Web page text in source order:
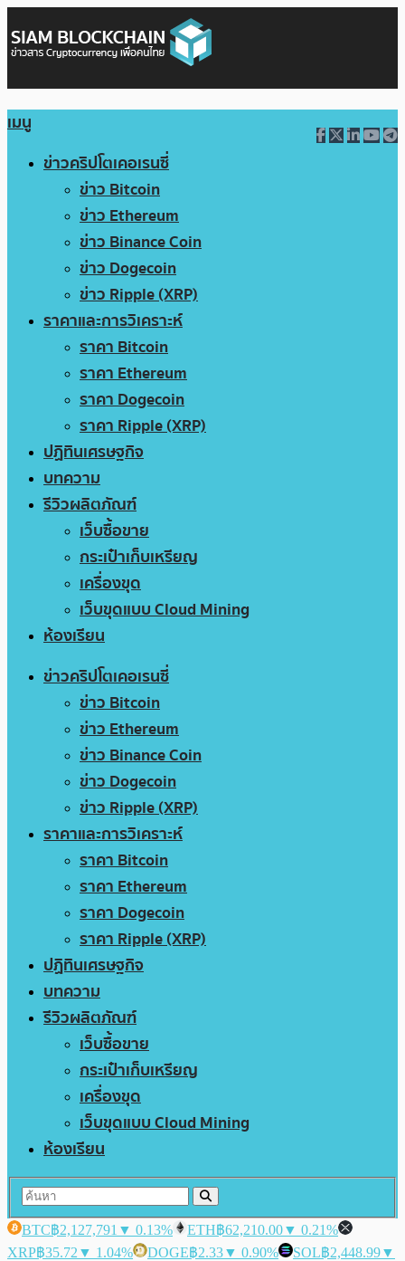
เมนู
ข่าวคริปโตเคอเรนซี่
ข่าว Bitcoin
ข่าว Ethereum
ข่าว Binance Coin
ข่าว Dogecoin
ข่าว Ripple (XRP)
ราคาและการวิเคราะห์
ราคา Bitcoin
ราคา Ethereum
ราคา Dogecoin
ราคา Ripple (XRP)
ปฏิทินเศรษฐกิจ
บทความ
รีวิวผลิตภัณฑ์
เว็บซื้อขาย
กระเป๋าเก็บเหรียญ
เครื่องขุด
เว็บขุดแบบ Cloud Mining
ห้องเรียน
ข่าวคริปโตเคอเรนซี่
ข่าว Bitcoin
ข่าว Ethereum
ข่าว Binance Coin
ข่าว Dogecoin
ข่าว Ripple (XRP)
ราคาและการวิเคราะห์
ราคา Bitcoin
ราคา Ethereum
ราคา Dogecoin
ราคา Ripple (XRP)
ปฏิทินเศรษฐกิจ
บทความ
รีวิวผลิตภัณฑ์
เว็บซื้อขาย
กระเป๋าเก็บเหรียญ
เครื่องขุด
เว็บขุดแบบ Cloud Mining
ห้องเรียน
BTC฿2,127,791 ▼ 0.13% ETH฿62,210.00▼ 0.21%
XRP฿35.72 ▼ 1.04% DOGE฿2.33▼ 0.90% SOL฿2,448.99▼